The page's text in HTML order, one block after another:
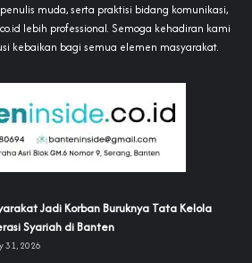
muda, serta praktisi bidang komunikasi,
lebih professional. Semoga kehadiran kami
kebaikan bagi semua elemen masyarakat.
Jadi Korban Buruknya Tata Kelola
Syariah di Banten
31, 2026